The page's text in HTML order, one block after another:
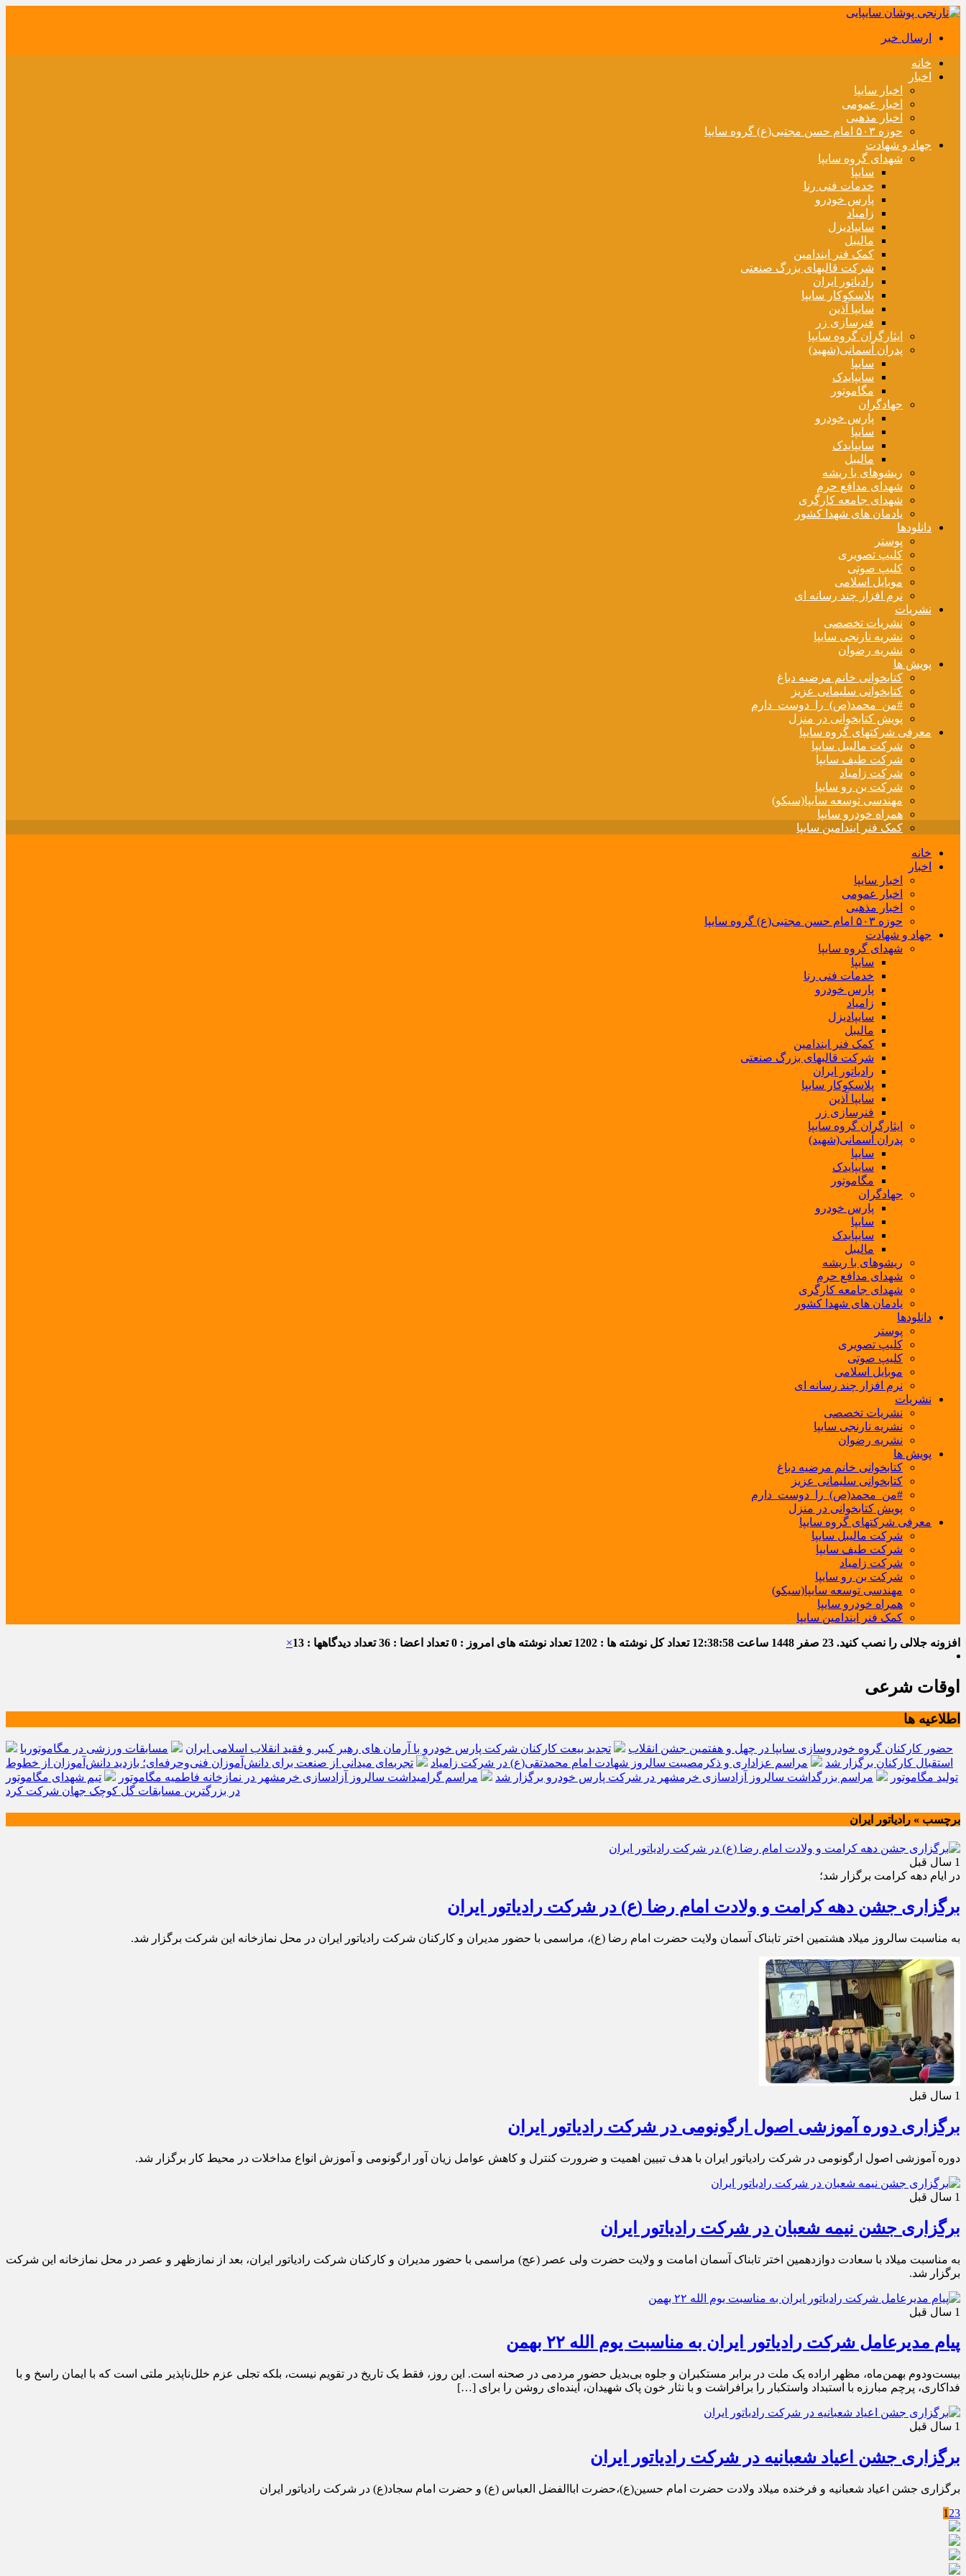
ارسال خبر
خانه
اخبار
اخبار سایپا
اخبار عمومی
اخبار مذهبی
حوزه ۵۰۳ امام حسن مجتبی(ع) گروه سایپا
جهاد و شهادت
شهدای گروه سایپا
سایپا
خدمات فنی رنا
پارس خودرو
زامیاد
سایپادیزل
مالیبل
کمک فنر ایندامین
شرکت قالبهای بزرگ صنعتی
رادیاتور ایران
پلاسکوکار سایپا
سایپا آذین
فنرسازی زر
ایثارگران گروه سایپا
پدران آسمانی(شهید)
سایپا
سایپایدک
مگاموتور
جهادگران
پارس خودرو
سایپا
سایپایدک
مالیبل
ریشوهای با ریشه
شهدای مدافع حرم
شهدای جامعه کارگری
یادمان های شهدا کشور
دانلودها
پوستر
کلیپ تصویری
کلیپ صوتی
موبایل اسلامی
نرم افزار چند رسانه ای
نشریات
نشریات تخصصی
نشریه نارنجی سایپا
نشریه رضوان
پویش ها
کتابخوانی خانم مرضیه دباغ
کتابخوانی سلیمانی عزیز
#من_محمد(ص)_را_دوست_دارم
پویش کتابخوانی در منزل
معرفی شرکتهای گروه سایپا
شرکت مالیبل سایپا
شرکت طیف سایپا
شرکت زامیاد
شرکت بن رو سایپا
مهندسی توسعه سایپا(سیکو)
همراه خودرو سایپا
کمک فنر ایندامین سایپا
خانه
اخبار
اخبار سایپا
اخبار عمومی
اخبار مذهبی
حوزه ۵۰۳ امام حسن مجتبی(ع) گروه سایپا
جهاد و شهادت
شهدای گروه سایپا
سایپا
خدمات فنی رنا
پارس خودرو
زامیاد
سایپادیزل
مالیبل
کمک فنر ایندامین
شرکت قالبهای بزرگ صنعتی
رادیاتور ایران
پلاسکوکار سایپا
سایپا آذین
فنرسازی زر
ایثارگران گروه سایپا
پدران آسمانی(شهید)
سایپا
سایپایدک
مگاموتور
جهادگران
پارس خودرو
سایپا
سایپایدک
مالیبل
ریشوهای با ریشه
شهدای مدافع حرم
شهدای جامعه کارگری
یادمان های شهدا کشور
دانلودها
پوستر
کلیپ تصویری
کلیپ صوتی
موبایل اسلامی
نرم افزار چند رسانه ای
نشریات
نشریات تخصصی
نشریه نارنجی سایپا
نشریه رضوان
پویش ها
کتابخوانی خانم مرضیه دباغ
کتابخوانی سلیمانی عزیز
#من_محمد(ص)_را_دوست_دارم
پویش کتابخوانی در منزل
معرفی شرکتهای گروه سایپا
شرکت مالیبل سایپا
شرکت طیف سایپا
شرکت زامیاد
شرکت بن رو سایپا
مهندسی توسعه سایپا(سیکو)
همراه خودرو سایپا
کمک فنر ایندامین سایپا
افزونه جلالی را نصب کنید. 23 صفر 1448 ساعت 12:38:59 تعداد کل نوشته ها : 1202 تعداد نوشته های امروز : 0 تعداد اعضا : 36 تعداد دیدگاهها : 13 ×
اوقات شرعی
اطلاعیه ها
حضور کارکنان گروه خودروسازی سایپا در چهل و هفتمین جشن انقلاب تجدید بیعت کارکنان شرکت پارس خودرو با آرمان های رهبر کبیر و فقید انقلاب اسلامی ایران
مسابقات ورزشی در مگاموتوربا
استقبال کارکنان برگزار شد
مراسم عزاداری و ذکرمصیبت سالروز شهادت امام محمدتقی(ع) در شرکت زامیاد
تجربه‌ای میدانی از صنعت برای دانش‌آموزان فنی‌وحرفه‌ای؛ بازدید دانش‌آموزان از خطوط
تولید مگاموتور
مراسم بزرگداشت سالروز آزادسازی خرمشهر در شرکت پارس خودرو برگزار شد مراسم گرامیداشت سالروز آزادسازی خرمشهر در نمازخانه فاطمیه مگاموتور
تیم شهدای مگاموتور
در بزرگترین مسابقات گل کوچک جهان شرکت کرد
برچسب » رادیاتور ایران
1 سال قبل
در ایام دهه کرامت برگزار شد؛
برگزاری جشن دهه کرامت و ولادت امام رضا (ع) در شرکت رادیاتور ایران
به مناسبت سالروز میلاد هشتمین اختر تابناک آسمان ولایت حضرت امام رضا (ع)، مراسمی با حضور مدیران و کارکنان شرکت رادیاتور ایران در محل نمازخانه این شرکت برگزار شد.
1 سال قبل
برگزاری دوره آموزشی اصول ارگونومی در شرکت رادیاتور ایران
دوره آموزشی اصول ارگونومی در شرکت رادیاتور ایران با هدف تبیین اهمیت و ضرورت کنترل و کاهش عوامل زیان آور ارگونومی و آموزش انواع مداخلات در محیط کار برگزار شد.
1 سال قبل
برگزاری جشن نیمه شعبان در شرکت رادیاتور ایران
به مناسبت میلاد با سعادت دوازدهمین اختر تابناک آسمان امامت و ولایت حضرت ولی عصر (عج) مراسمی با حضور مدیران و کارکنان شرکت رادیاتور ایران، بعد از نمازظهر و عصر در محل نمازخانه این شرکت
برگزار شد.
1 سال قبل
پیام مدیرعامل شرکت رادیاتور ایران به مناسبت یوم الله ۲۲ بهمن
بیست‌ودوم بهمن‌ماه، مظهر اراده یک ملت در برابر مستکبران و جلوه بی‌بدیل حضور مردمی در صحنه است. این روز، فقط یک تاریخ در تقویم نیست، بلکه تجلی عزم خلل‌ناپذیر ملتی است که با ایمان راسخ و با
فداکاری، پرچم مبارزه با استبداد واستکبار را برافراشت و با نثار خون پاک شهیدان، آینده‌ای روشن را برای […]
1 سال قبل
برگزاری جشن اعیاد شعبانیه در شرکت رادیاتور ایران
برگزاری جشن اعیاد شعبانیه و فرخنده میلاد ولادت حضرت امام حسین(ع)،حضرت اباالفضل العباس (ع) و حضرت امام سجاد(ع) در شرکت رادیاتور ایران
1 23